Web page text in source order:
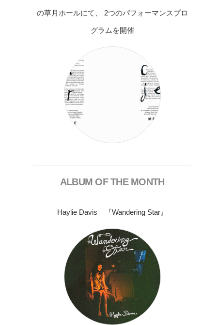
の草月ホールにて、 2つのパフォーマンスプロ
グラムを開催
ALBUM OF THE MONTH
Haylie Davis 『Wandering Star』